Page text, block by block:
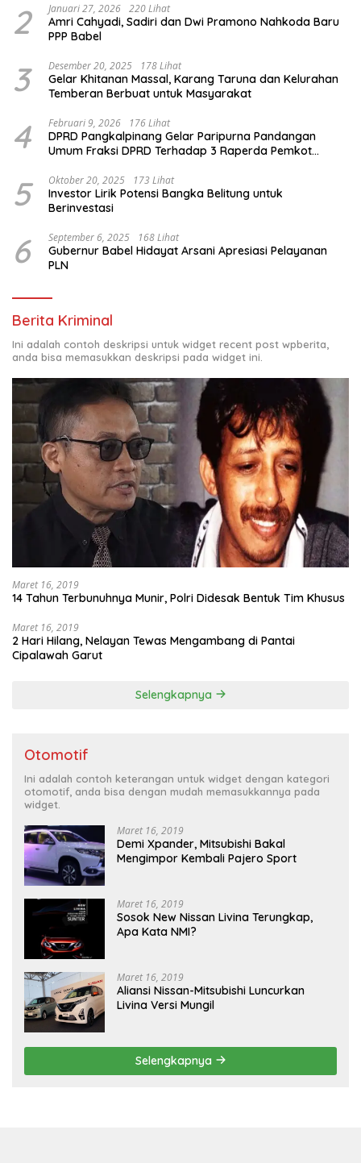
2 Januari 27, 2026 220 Lihat
Amri Cahyadi, Sadiri dan Dwi Pramono Nahkoda Baru
PPP Babel
3 Desember 20, 2025 178 Lihat
Gelar Khitanan Massal, Karang Taruna dan Kelurahan
Temberan Berbuat untuk Masyarakat
4 Februari 9, 2026 176 Lihat
DPRD Pangkalpinang Gelar Paripurna Pandangan
Umum Fraksi DPRD Terhadap 3 Raperda Pemkot
5 Oktober 20, 2025 173 Lihat
Investor Lirik Potensi Bangka Belitung untuk
Berinvestasi
6 September 6, 2025 168 Lihat
Gubernur Babel Hidayat Arsani Apresiasi Pelayanan
PLN
Berita Kriminal
Ini adalah contoh deskripsi untuk widget recent post wpberita,
anda bisa memasukkan deskripsi pada widget ini.
Maret 16, 2019
14 Tahun Terbunuhnya Munir, Polri Didesak Bentuk Tim Khusus
Maret 16, 2019
2 Hari Hilang, Nelayan Tewas Mengambang di Pantai
Cipalawah Garut
Selengkapnya
Otomotif
Ini adalah contoh keterangan untuk widget dengan kategori
otomotif, anda bisa dengan mudah memasukkannya pada
widget.
Maret 16, 2019
Demi Xpander, Mitsubishi Bakal
Mengimpor Kembali Pajero Sport
Maret 16, 2019
Sosok New Nissan Livina Terungkap,
Apa Kata NMI?
Maret 16, 2019
Aliansi Nissan-Mitsubishi Luncurkan
Livina Versi Mungil
Selengkapnya